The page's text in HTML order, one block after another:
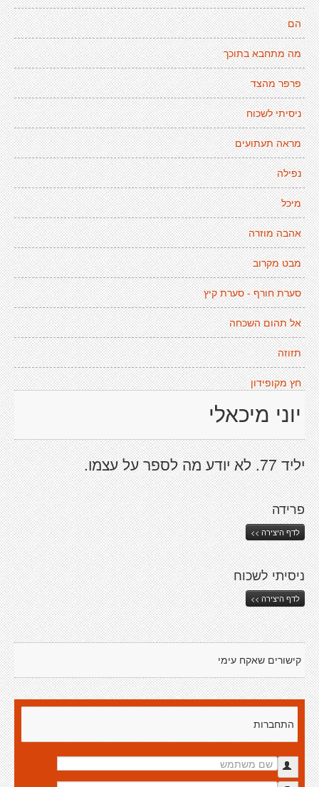
הם
מה מתחבא בתוכך
פרפר מהצד
ניסיתי לשכוח
מראה תעתועים
נפילה
מיכל
אהבה מוזרה
מבט מקרוב
סערת חורף - סערת קיץ
אל תהום השכחה
תזוזה
חץ מקופידון
יוני מיכאלי
יליד 77. לא יודע מה לספר על עצמו.
פרידה
לדף היצירה >>
ניסיתי לשכוח
לדף היצירה >>
קישורים שאקח עימי
התחברות